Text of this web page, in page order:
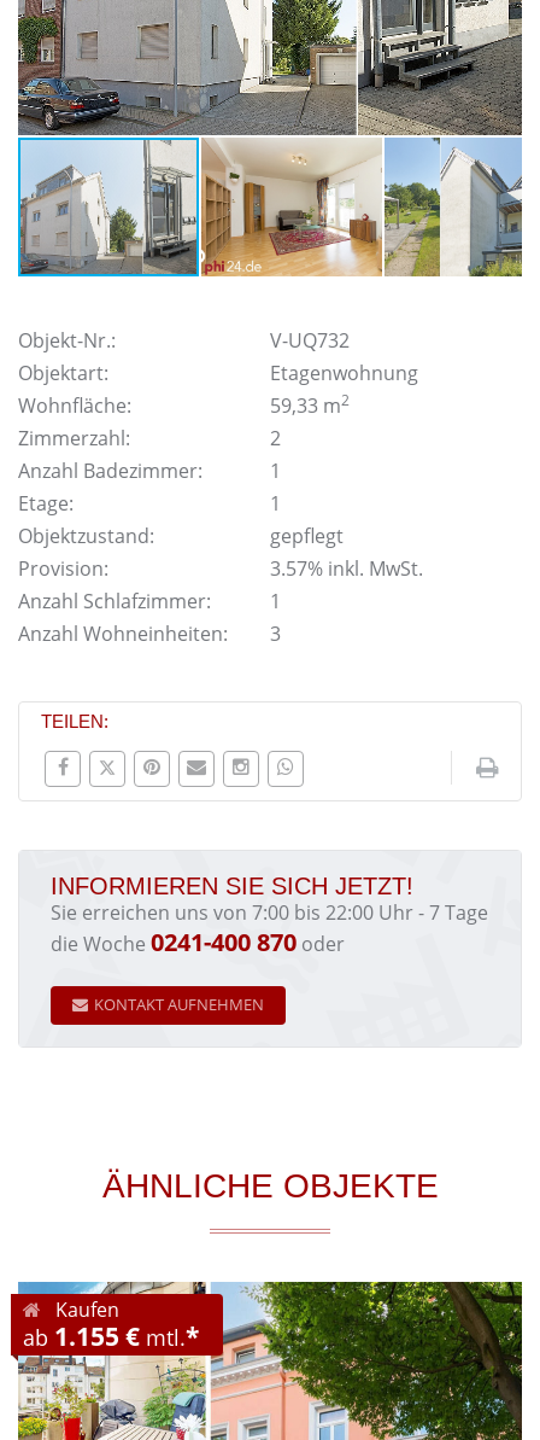
Objekt-Nr.:
V-UQ732
Objektart:
Etagenwohnung
Wohnfläche:
59,33 m2
Zimmerzahl:
2
Anzahl Badezimmer:
1
Etage:
1
Objektzustand:
gepflegt
Provision:
3.57% inkl. MwSt.
Anzahl Schlafzimmer:
1
Anzahl Wohneinheiten:
3
TEILEN:
INFORMIEREN SIE SICH JETZT!
Sie erreichen uns von 7:00 bis 22:00 Uhr - 7 Tage
die Woche 0241-400 870 oder
KONTAKT AUFNEHMEN
ÄHNLICHE OBJEKTE
Kaufen
ab 1.155 € mtl.*